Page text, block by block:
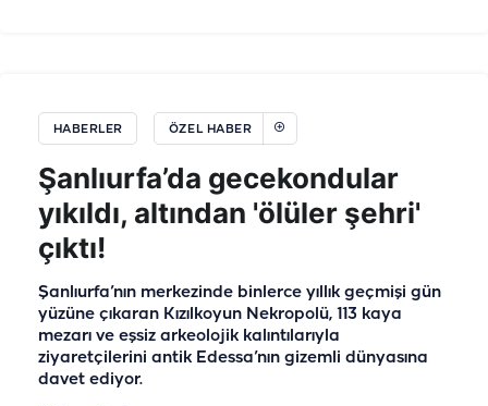
HABERLER ÖZEL HABER
Şanlıurfa’da gecekondular
yıkıldı, altından 'ölüler şehri'
çıktı!
Şanlıurfa’nın merkezinde binlerce yıllık geçmişi gün
yüzüne çıkaran Kızılkoyun Nekropolü, 113 kaya
mezarı ve eşsiz arkeolojik kalıntılarıyla
ziyaretçilerini antik Edessa’nın gizemli dünyasına
davet ediyor.